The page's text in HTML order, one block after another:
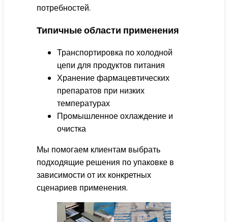
потребностей.
Типичные области применения
Транспортировка по холодной
цепи для продуктов питания
Хранение фармацевтических
препаратов при низких
температурах
Промышленное охлаждение и
очистка
Мы помогаем клиентам выбрать
подходящие решения по упаковке в
зависимости от их конкретных
сценариев применения.